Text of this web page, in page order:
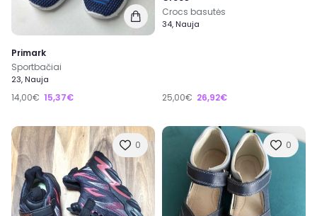
Primark
Sportbačiai
23, Nauja
14,00€ 15,37€
Crocs basutės
34, Nauja
25,00€ 26,92€
0 0